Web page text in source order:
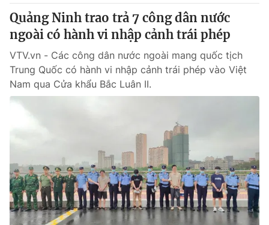
Giấy phép hoạt động báo in và báo điện tử số 483/GP-BTTTT
cấp ngày 29/12/2023
Tổng Biên tập:Vũ Thanh Thủy
Phó Tổng Biên tập:Nguyễn Thị Mỹ Hạnh, Phạm Quốc Thắng,
Nguyễn Trọng Ninh
Tổng đài VTV:024.38 355 931 - 024.38 355 932
Ðiện thoại Thời báo VTV:024.66 897 897
Email:
Liên hệ quảng cáo:
Quảng Ninh trao trả 7 công dân nước
ngoài có hành vi nhập cảnh trái phép
VTV.vn - Các công dân nước ngoài mang quốc tịch
Trung Quốc có hành vi nhập cảnh trái phép vào Việt
Nam qua Cửa khẩu Bắc Luân II.